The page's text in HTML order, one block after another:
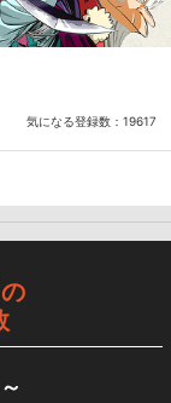
気になる登録数： 19617
の